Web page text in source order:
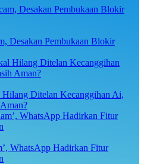
Desakan Pembukaan Blokir
Ditelan Kecanggihan Ai,
WhatsApp Hadirkan Fitur